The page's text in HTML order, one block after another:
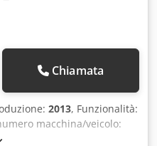
Chiamata
2013, Funzionalità:
macchina/veicolo:
M60I/8629 Tipologia di